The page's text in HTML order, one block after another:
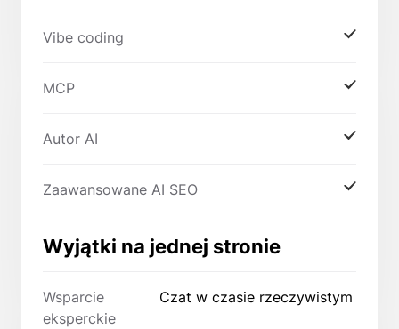
Vibe coding
MCP
Autor AI
Zaawansowane AI SEO
Wyjątki na jednej stronie
Wsparcie
eksperckie
Czat w czasie rzeczywistym